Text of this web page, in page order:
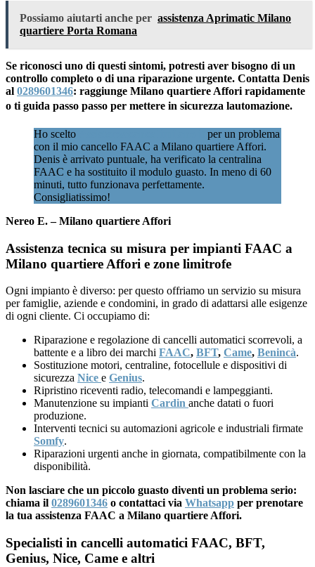
Possiamo aiutarti anche per assistenza Aprimatic Milano
quartiere Porta Romana
Se riconosci uno di questi sintomi, potresti aver bisogno di un
controllo completo o di una riparazione urgente. Contatta Denis
al 0289601346: raggiunge Milano quartiere Affori rapidamente
o ti guida passo passo per mettere in sicurezza lautomazione.
Ho scelto
per un problema
con il mio cancello FAAC a Milano quartiere Affori.
Denis è arrivato puntuale, ha verificato la centralina
FAAC e ha sostituito il modulo guasto. In meno di 60
minuti, tutto funzionava perfettamente.
Consigliatissimo!
Nereo E. – Milano quartiere Affori
Assistenza tecnica su misura per impianti FAAC a
Milano quartiere Affori e zone limitrofe
Ogni impianto è diverso: per questo offriamo un servizio su misura
per famiglie, aziende e condomini, in grado di adattarsi alle esigenze
di ogni cliente. Ci occupiamo di:
Riparazione e regolazione di cancelli automatici scorrevoli, a
battente e a libro dei marchi FAAC, BFT, Came, Benincà.
Sostituzione motori, centraline, fotocellule e dispositivi di
sicurezza Nice e Genius.
Ripristino riceventi radio, telecomandi e lampeggianti.
Manutenzione su impianti Cardin anche datati o fuori
produzione.
Interventi tecnici su automazioni agricole e industriali firmate
Somfy.
Riparazioni urgenti anche in giornata, compatibilmente con la
disponibilità.
Non lasciare che un piccolo guasto diventi un problema serio:
chiama il 0289601346 o contattaci via Whatsapp per prenotare
la tua assistenza FAAC a Milano quartiere Affori.
Specialisti in cancelli automatici FAAC, BFT,
Genius, Nice, Came e altri